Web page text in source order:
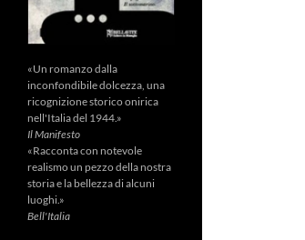
«Un romanzo dalla
inconfondibile dolcezza, una
ricognizione storico onirica
nell'Italia del 1944.»
Il Manifesto
«Racconta con notevole
realismo un pezzo della nostra
storia e la bellezza di alcuni
luoghi.»
Bell'Italia